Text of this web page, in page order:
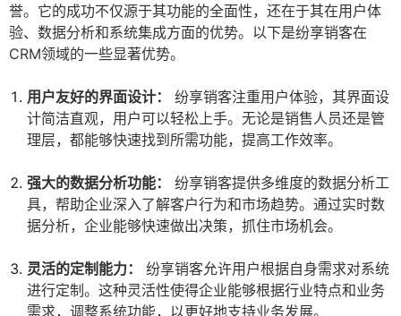
誉。它的成功不仅源于其功能的全面性，还在于其在用户体
验、数据分析和系统集成方面的优势。以下是纷享销客在
CRM领域的一些显著优势。
用户友好的界面设计：
纷享销客注重用户体验，其界面设
计简洁直观，用户可以轻松上手。无论是销售人员还是管
理层，都能够快速找到所需功能，提高工作效率。
强大的数据分析功能：
纷享销客提供多维度的数据分析工
具，帮助企业深入了解客户行为和市场趋势。通过实时数
据分析，企业能够快速做出决策，抓住市场机会。
灵活的定制能力：
纷享销客允许用户根据自身需求对系统
进行定制。这种灵活性使得企业能够根据行业特点和业务
需求，调整系统功能，以更好地支持业务发展。